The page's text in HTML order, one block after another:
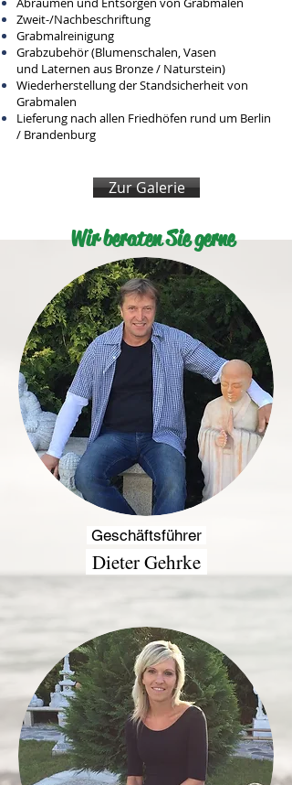
Zweit-/Nachbeschriftung
Grabmalreinigung
Grabzubehör (Blumenschalen, Vasen
und Laternen aus Bronze / Naturstein)
Wiederherstellung der Standsicherheit von
Grabmalen
Lieferung nach allen Friedhöfen rund um Berlin
/ Brandenburg
Zur Galerie
Wir beraten Sie gerne
Geschäftsführer
Dieter Gehrke